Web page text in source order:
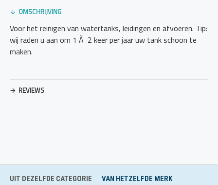
OMSCHRIJVING
Voor het reinigen van watertanks, leidingen en afvoeren. Tip:
wij raden u aan om 1 Ã 2 keer per jaar uw tank schoon te
maken.
REVIEWS
UIT DEZELFDE CATEGORIE VAN HETZELFDE MERK